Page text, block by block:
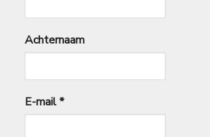
Achternaam
E-mail*